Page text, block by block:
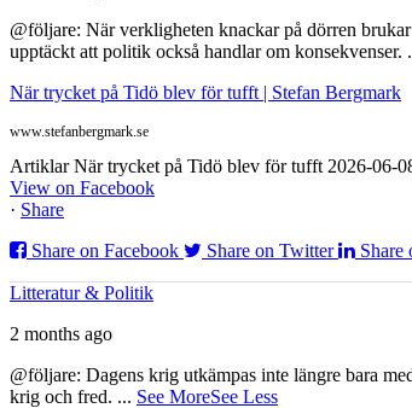
@följare: När verkligheten knackar på dörren
upptäckt att politik också handlar om konsekvenser.
När trycket på Tidö blev för tufft | Stefan Bergmark
www.stefanbergmark.se
Artiklar När trycket på Tidö blev för tufft 2026-06-
View on Facebook
· Share
Share on Facebook
Share on Twitter Share
Litteratur & Politik
2 months ago
@följare: Dagens krig utkämpas inte längre bara
krig och fred. ... See MoreSee Less